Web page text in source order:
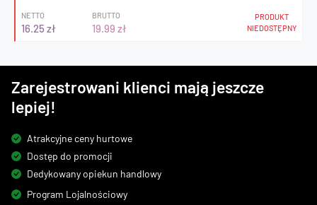
NETTO
16.25 zł
BRUTTO
19.99 zł
PRODUKT
NIEDOSTĘPNY
Zarejestrowani klienci mają jeszcze
lepiej!
Atrakcyjne ceny hurtowe
Dostęp do promocji
Dedykowany opiekun handlowy
Program Lojalnościowy